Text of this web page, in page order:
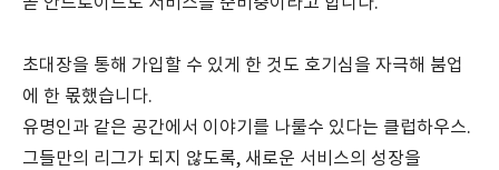
초대장을 통해 가입할 수 있게 한 것도 호기심을 자극해 붐업
에 한 몫했습니다.
유명인과 같은 공간에서 이야기를 나룰수 있다는 클럽하우스.
그들만의 리그가 되지 않도록, 새로운 서비스의 성장을